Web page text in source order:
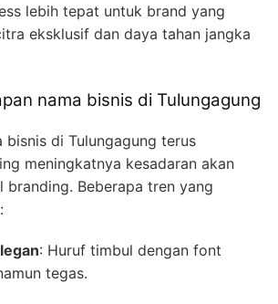
lebih tepat untuk brand yang
eksklusif dan daya tahan jangka
nama bisnis di Tulungagung
bisnis di Tulungagung terus
meningkatnya kesadaran akan
branding. Beberapa tren yang
: Huruf timbul dengan font
tegas.